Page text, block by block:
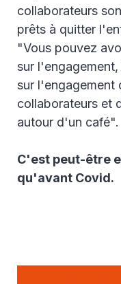
collaborateurs
prêts à quitter
"Vous pouvez
sur
sur l'engagement
collaborateurs et
autour d'un café".
C'est peut-être
qu'avant Covid.